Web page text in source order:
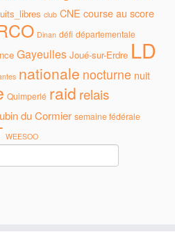
club CNE course au score
Dinan défi départementale
Gayeulles Joué-sur-Erdre LD
nationale nocturne nuit
Quimperlé raid relais
du Cormier semaine fédérale
WEESOO